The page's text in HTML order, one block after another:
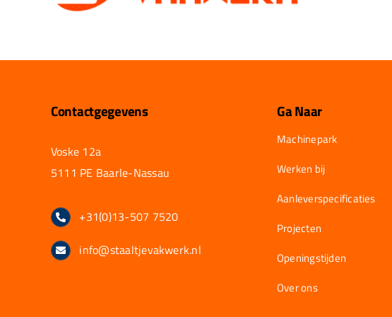
Contactgegevens
Voske 12a
5111 PE Baarle-Nassau
+31(0)13-507 7520
info@staaltjevakwerk.nl
Ga Naar
Machinepark
Werken bij
Aanleverspecificaties
Projecten
Openingstijden
Over ons